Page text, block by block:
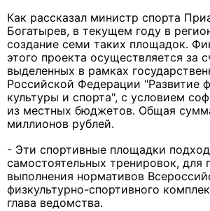
Как рассказал министр спорта
Богатырев, в текущем году в
создание семи таких площадок.
этого проекта осуществляется за
выделенных в рамках
Российской Федерации "Развитие
культуры и спорта", с условием
из местных бюджетов. Общая
миллионов рублей.
- Эти спортивные площадки
самостоятельных тренировок, для
выполнения нормативов
физкультурно-спортивного
глава ведомства.